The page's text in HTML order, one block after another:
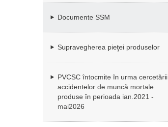
Documente SSM
Supravegherea pieţei produselor
PVCSC întocmite în urma cercetării
accidentelor de muncă mortale
produse în perioada ian.2021 -
mai2026